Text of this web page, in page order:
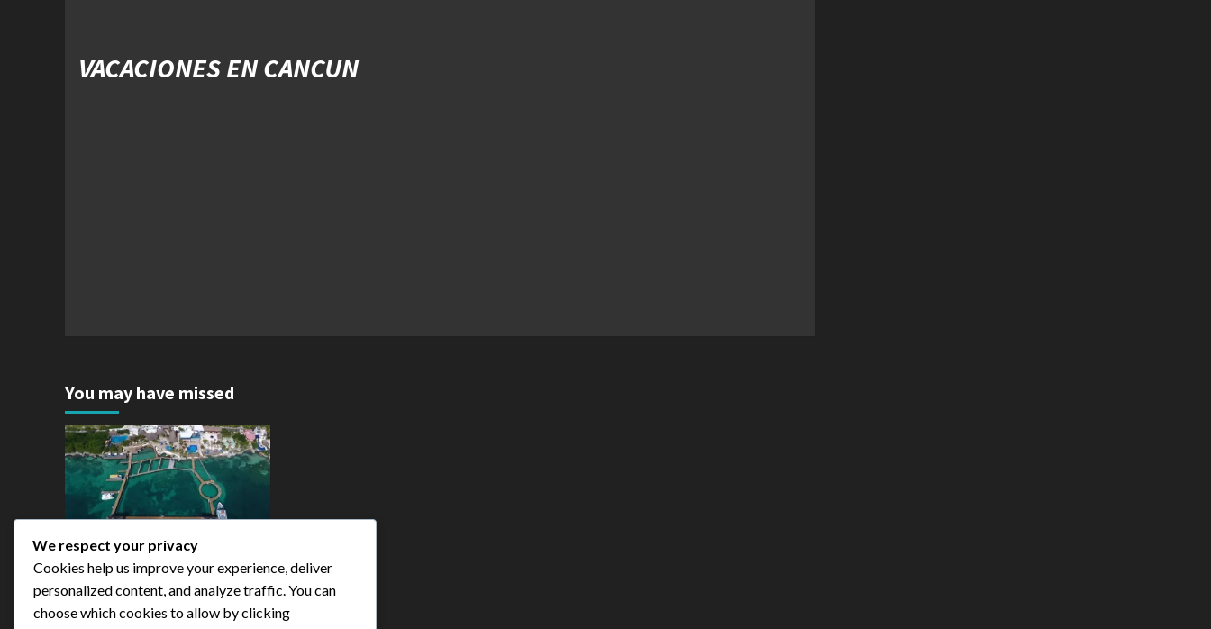
VACACIONES EN CANCUN
You may have missed
SOLTERAS-FIESTAS FAMILARIAS
Isla Mujeres
We respect your privacy
Cookies help us improve your experience, deliver
personalized content, and analyze traffic. You can
choose which cookies to allow by clicking